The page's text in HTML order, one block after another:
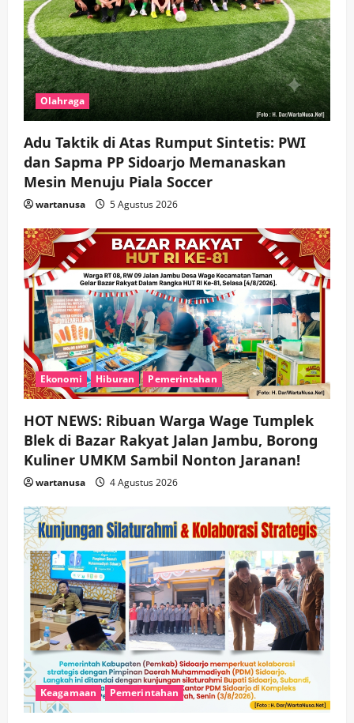
Olahraga
Adu Taktik di Atas Rumput Sintetis: PWI
dan Sapma PP Sidoarjo Memanaskan
Mesin Menuju Piala Soccer
wartanusa 5 Agustus 2026
Ekonomi Hiburan Pemerintahan
HOT NEWS: Ribuan Warga Wage Tumplek
Blek di Bazar Rakyat Jalan Jambu, Borong
Kuliner UMKM Sambil Nonton Jaranan!
wartanusa 4 Agustus 2026
Keagamaan Pemerintahan